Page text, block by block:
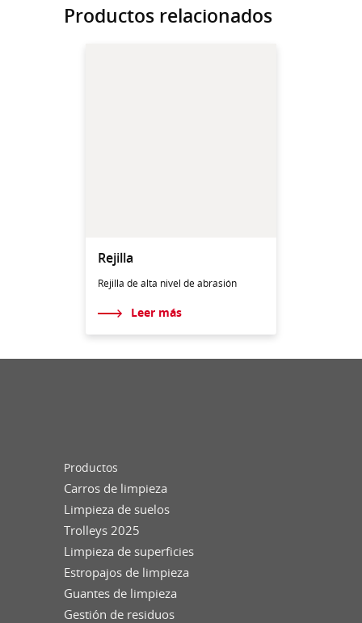
Productos relacionados
Rejilla
Rejilla de alta nivel de abrasión
Leer más
Productos
Carros de limpieza
Limpieza de suelos
Trolleys 2025
Limpieza de superficies
Estropajos de limpieza
Guantes de limpieza
Gestión de residuos